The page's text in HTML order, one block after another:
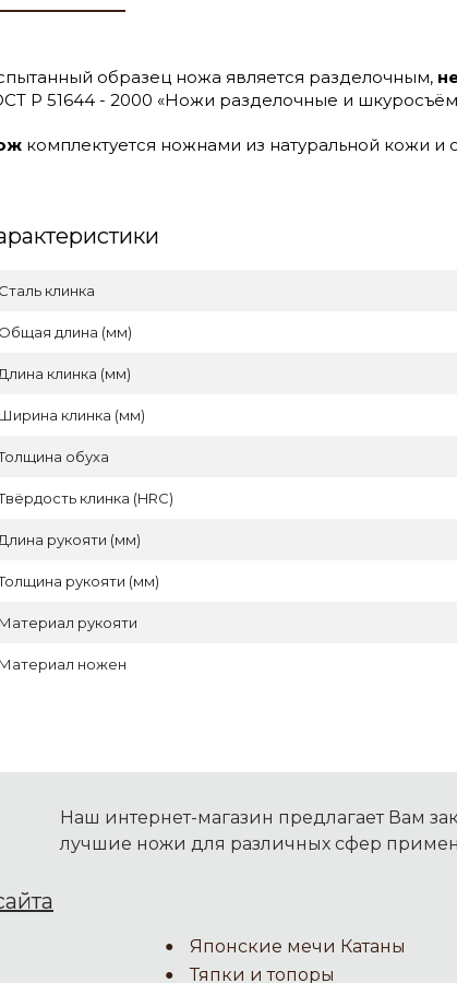
образец ножа является разделочным,
Р 51644 - 2000 «Ножи разделочные и
комплектуется ножнами из натуральной кожи и
Сталь клинка
Общая длина (мм)
Длина клинка (мм)
Ширина клинка (мм)
обуха
клинка (HRC)
Длина рукояти (мм)
рукояти (мм)
Материал рукояти
Материал ножен
Наш интернет-магазин предлагает Вам
лучшие ножи для различных сфер
Японские мечи Катаны
Тяпки и топоры